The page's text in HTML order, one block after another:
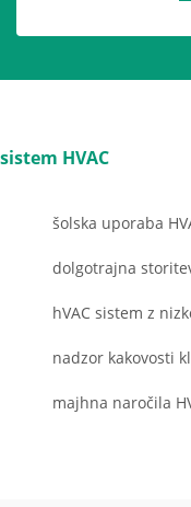
sistem HVAC
šolska uporaba
dolgotrajna
hVAC sistem z
nadzor kakovosti
majhna naročila